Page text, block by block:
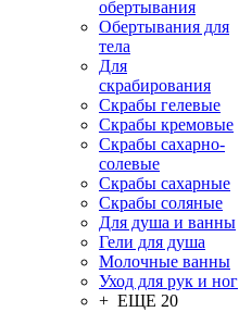
обертывания
Обертывания для
тела
Для
скрабирования
Скрабы гелевые
Скрабы кремовые
Скрабы сахарно-
солевые
Скрабы сахарные
Скрабы соляные
Для душа и ванны
Гели для душа
Молочные ванны
Уход для рук и ног
+ ЕЩЕ 20